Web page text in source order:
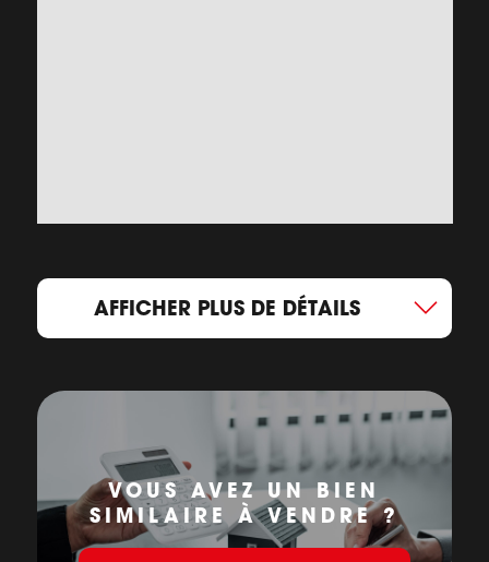
AFFICHER PLUS DE DÉTAILS
VOUS AVEZ UN BIEN
SIMILAIRE À VENDRE ?